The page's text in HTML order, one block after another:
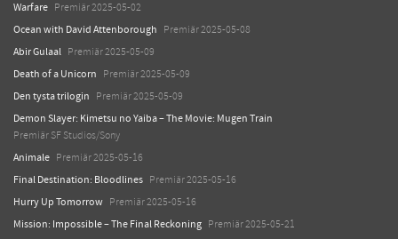
Warfare Premiär 2025-05-02
Ocean with David Attenborough Premiär 2025-05-08
Abir Gulaal Premiär 2025-05-09
Death of a Unicorn Premiär 2025-05-09
Den tysta trilogin Premiär 2025-05-09
Demon Slayer: Kimetsu no Yaiba – The Movie: Mugen Train
Premiär SF Studios/Sony
Animale Premiär 2025-05-16
Final Destination: Bloodlines Premiär 2025-05-16
Hurry Up Tomorrow Premiär 2025-05-16
Mission: Impossible – The Final Reckoning Premiär 2025-05-21